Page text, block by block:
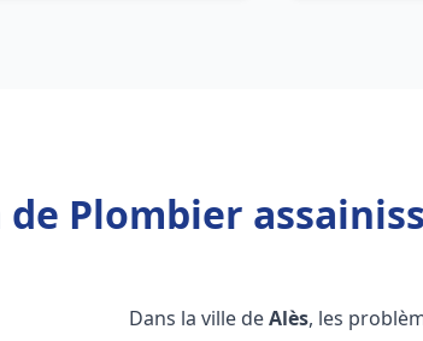
de Plombier
Dans la ville deAlès, les